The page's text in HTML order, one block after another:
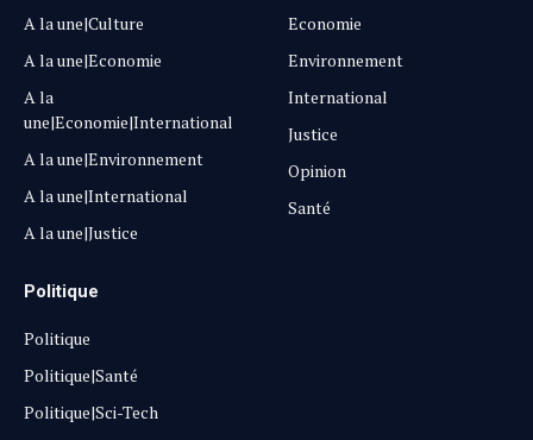
A la une|Culture
A la une|Economie
A la
une|Economie|International
A la une|Environnement
A la une|International
A la une|Justice
Economie
Environnement
International
Justice
Opinion
Santé
Politique
Politique
Politique|Santé
Politique|Sci-Tech